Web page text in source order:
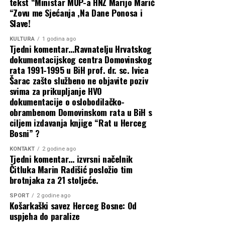
krinkom ‘ekologije’: Zbog markiranja
ponovno poskupljuje…
31 srpnja, 2026
Najnovije objave
Sjednica Vlade HNŽ-a nije održana zbog
neobrazloženoga izostanka ministara iz
SDA i SDP-a
Buhač, Bevanda i Radišić obišli novo
cestovno raskružje Kaktus u Čitluku
Predsjednica Buhač ugostila rukovodstvo
i uspješne plivače SPK Zrinjski Mostar
Predsjednica Buhač pokroviteljica
odlaska mostarskih gimnazijalaca na
Međunarodnu olimpijadu u Kazahstan
Buhač u Skupštini: Vlada HNŽ-a ima nultu
toleranciju prema svakomu obliku nasilja
“Zovu me Sjećanja ,Na Dane Ponosa i
Slave!
KULTURA 1 godina ago
Tjedni komentar…Ravnatelju Hrvatskog
dokumentacijskog centra Domovinskog
rata 1991-1995 u BiH prof. dr. sc. Ivica
Šarac zašto službeno ne objavite poziv
svima za prikupljanje HVO
dokumentacije o oslobodilačko-
obrambenom Domovinskom rata u BiH s
ciljem izdavanja knjige “Rat u Herceg
Bosni” ?
KONTAKT 2 godine ago
Tjedni komentar… izvrsni načelnik
Čitluka Marin Radišić posložio tim
brotnjaka za 21 stoljeće.
SPORT 2 godine ago
Košarkaški savez Herceg Bosne: Od
uspjeha do paralize